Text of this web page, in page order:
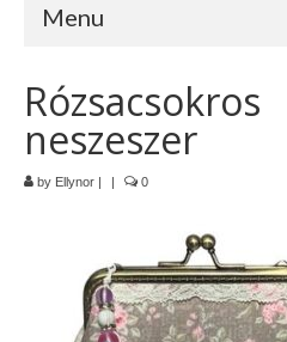
Menu
Főoldal
Termékek
Szettek
Akciós termékek
Táskák
Neszeszerek
Rózsacsokros
neszeszer
by Ellynor | | 0